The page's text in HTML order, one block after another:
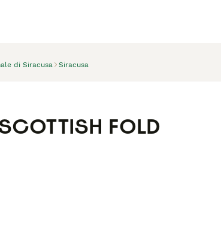
di Siracusa Siracusa
FOLD